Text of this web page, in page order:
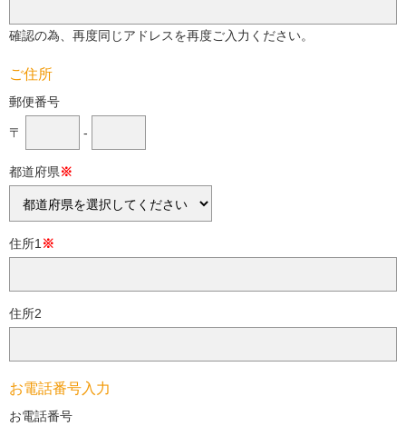
確認の為、再度同じアドレスを再度ご入力ください。
ご住所
郵便番号
〒 -
都道府県※
住所1 ※
住所2
お電話番号入力
お電話番号